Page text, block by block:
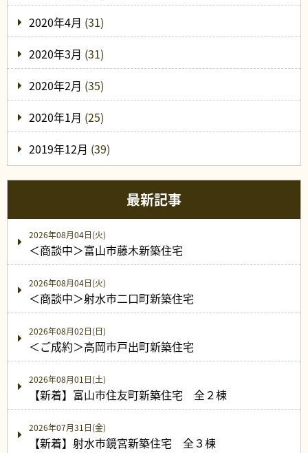
2020年4月 (31)
2020年3月 (31)
2020年2月 (35)
2020年1月 (25)
2019年12月 (39)
最新記事
2026年08月04日(火)
＜商談中＞富山市藤木新築住宅
2026年08月04日(火)
＜商談中＞射水市二口町新築住宅
2026年08月02日(日)
＜ご成約＞高岡市戸出町新築住宅
2026年08月01日(土)
【新着】富山市住友町新築住宅 全２棟
2026年07月31日(金)
【新着】射水市鏡宮新築住宅 全３棟